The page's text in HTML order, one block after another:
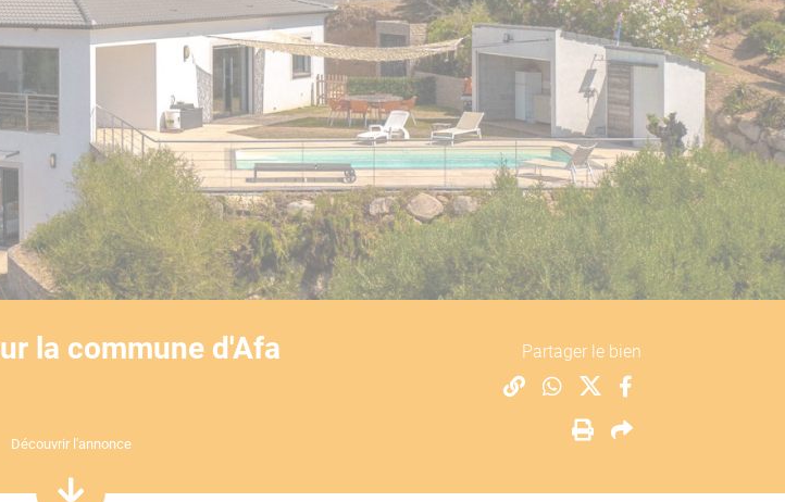
la commune d'Afa Partager le bien
Découvrir l'annonce